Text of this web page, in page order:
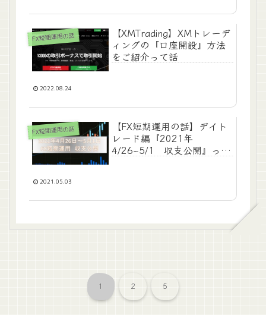
FX短期運用の話
【XMTrading】XMトレーデ
ィングの『口座開設』方法
をご紹介って話
2022.08.24
FX短期運用の話
【FX短期運用の話】デイト
レード編『2021年
4/26~5/1 収支公開』って
2021.05.03
1 2 5